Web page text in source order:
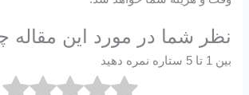
نظر شما در مورد این
بین 1 تا 5 ستاره نمره دهید